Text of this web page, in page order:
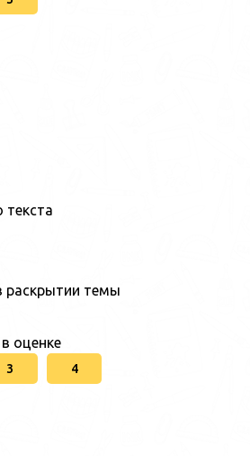
раскрытии темы
оценке
3 4